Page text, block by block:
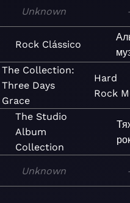
Unknown
Rock Clássico
The Collection:
Three Days
Grace
Hard
Rock
The Studio
Album
Collection
Unknown